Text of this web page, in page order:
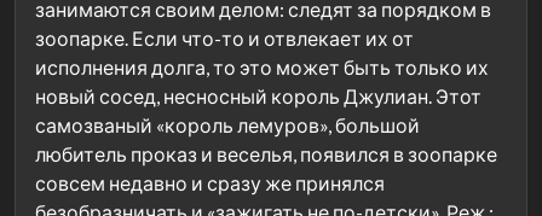
занимаются своим делом: следят за порядком в
зоопарке. Если что-то и отвлекает их от
исполнения долга, то это может быть только их
новый сосед, несносный король Джулиан. Этот
самозваный «король лемуров», большой
любитель проказ и веселья, появился в зоопарке
совсем недавно и сразу же принялся